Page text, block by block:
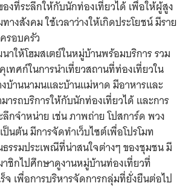
องที่ระลึกให้กับนักท่องเที่ยวได้ เพื่อให้ผู้สูง
างสังคม ใช้เวลาว่างให้เกิดประโยชน์ มีราย
รอบครัว
ให้โฮมสเตย์ในหมู่บ้านพร้อมบริการ รวม
ทศก์ในการนำเที่ยวสถานที่ท่องเที่ยวใน
บ้านนามนและบ้านแม่หาด มีอาหารและ
ารถบริการให้กับนักท่องเที่ยวได้ และการ
กจำหน่าย เช่น ภาพถ่าย โปสการ์ด พวง
นต้น มีการจัดทำเว็บไซต์เพื่อโปรโมท
รรมประเพณีที่น่าสนใจต่างๆ ของชุมชน มี
ชิกไปศึกษาดูงานหมู่บ้านท่องเที่ยวที่
จ เพื่อการบริหารจัดการกลุ่มที่ยั่งยืนต่อไป